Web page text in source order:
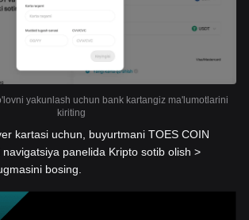
yakunlash uchun bank kartangiz ma'lumotlarini
kiriting
kartasi uchun, buyurtmani TOES COIN
panelida Kripto sotib olish >
bosing.